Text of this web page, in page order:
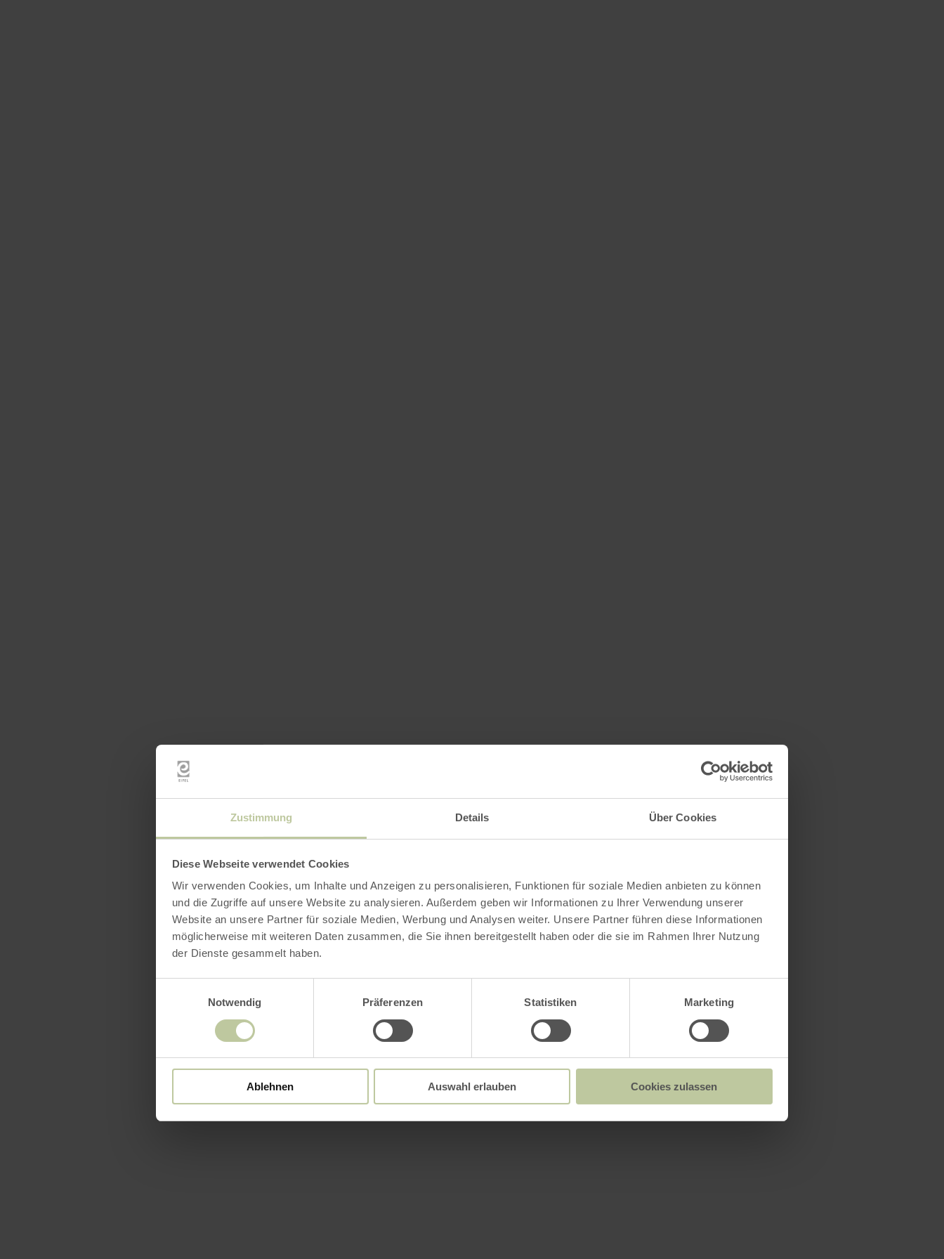
Zustimmung Details Über Cookies
Diese Webseite verwendet Cookies
Wir verwenden Cookies, um Inhalte und Anzeigen zu personalisieren, Funktionen für soziale Medien anbieten zu können
und die Zugriffe auf unsere Website zu analysieren. Außerdem geben wir Informationen zu Ihrer Verwendung unserer
Website an unsere Partner für soziale Medien, Werbung und Analysen weiter. Unsere Partner führen diese Informationen
möglicherweise mit weiteren Daten zusammen, die Sie ihnen bereitgestellt haben oder die sie im Rahmen Ihrer Nutzung
der Dienste gesammelt haben.
Notwendig
Präferenzen Statistiken Marketing
Ablehnen Auswahl erlauben Cookies zulassen